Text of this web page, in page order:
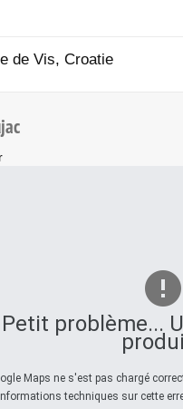
de Vis, Croatie
Petit problème...
Maps ne s'est pas chargé
techniques sur cette